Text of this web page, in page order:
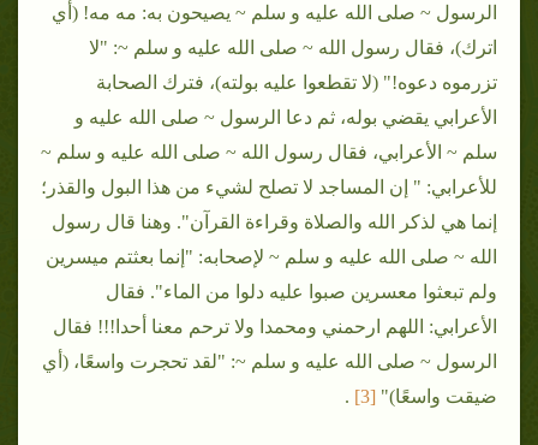
الرسول ~ صلى الله عليه و سلم ~ يصيحون به: مه مه! (أي
اترك)، فقال رسول الله ~ صلى الله عليه و سلم ~: "لا
تزرموه دعوه!" (لا تقطعوا عليه بولته)، فترك الصحابة
الأعرابي يقضي بوله، ثم دعا الرسول ~ صلى الله عليه و
سلم ~ الأعرابي، فقال رسول الله ~ صلى الله عليه و سلم ~
للأعرابي: " إن المساجد لا تصلح لشيء من هذا البول والقذر؛
إنما هي لذكر الله والصلاة وقراءة القرآن". وهنا قال رسول
الله ~ صلى الله عليه و سلم ~ لإصحابه: "إنما بعثتم ميسرين
ولم تبعثوا معسرين صبوا عليه دلوا من الماء". فقال
الأعرابي: اللهم ارحمني ومحمدا ولا ترحم معنا أحدا!!! فقال
الرسول ~ صلى الله عليه و سلم ~: "لقد تحجرت واسعًا، (أي
ضيقت واسعًا)" [3
]
.